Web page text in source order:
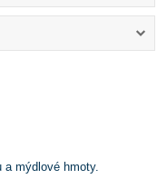
mýdlové hmoty.